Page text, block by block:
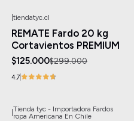
tiendatyc.cl
REMATE Fardo 20 kg
Cortavientos PREMIUM
$125.000$299.000
4.7
-41%OFF
Tienda tyc - Importadora Fardos
ropa Americana En Chile